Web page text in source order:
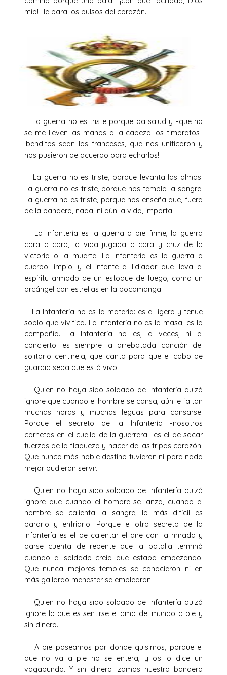
mío!- le para los pulsos del corazón.
La guerra no es triste porque da salud y -que no
se me lleven las manos a la cabeza los timoratos-
¡benditos sean los franceses, que nos unificaron y
nos pusieron de acuerdo para echarlos!
La guerra no es triste, porque levanta las almas.
La guerra no es triste, porque nos templa la sangre.
La guerra no es triste, porque nos enseña que, fuera
de la bandera, nada, ni aún la vida, importa.
La Infantería es la guerra a pie firme, la guerra
cara a cara, la vida jugada a cara y cruz de la
victoria o la muerte. La Infantería es la guerra a
cuerpo limpio, y el infante el lidiador que lleva el
espíritu armado de un estoque de fuego, como un
arcángel con estrellas en la bocamanga.
La Infantería no es la materia: es el ligero y tenue
soplo que vivifica. La Infantería no es la masa, es la
compañía. La Infantería no es, a veces, ni el
concierto: es siempre la arrebatada canción del
solitario centinela, que canta para que el cabo de
guardia sepa que está vivo.
Quien no haya sido soldado de Infantería quizá
ignore que cuando el hombre se cansa, aún le faltan
muchas horas y muchas leguas para cansarse.
Porque el secreto de la Infantería -nosotros
cornetas en el cuello de la guerrera- es el de sacar
fuerzas de la flaqueza y hacer de las tripas corazón.
Que nunca más noble destino tuvieron ni para nada
mejor pudieron servir.
Quien no haya sido soldado de Infantería quizá
ignore que cuando el hombre se lanza, cuando el
hombre se calienta la sangre, lo más difícil es
pararlo y enfriarlo. Porque el otro secreto de la
Infantería es el de calentar el aire con la mirada y
darse cuenta de repente que la batalla terminó
cuando el soldado creía que estaba empezando.
Que nunca mejores temples se conocieron ni en
más gallardo menester se emplearon.
Quien no haya sido soldado de Infantería quizá
ignore lo que es sentirse el amo del mundo a pie y
sin dinero.
A pie paseamos por donde quisimos, porque el
que no va a pie no se entera, y os lo dice un
vagabundo. Y sin dinero izamos nuestra bandera